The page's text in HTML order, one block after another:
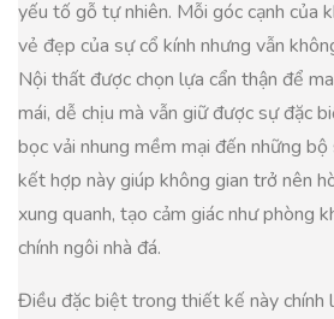
yếu tố gỗ tự nhiên. Mỗi góc cạnh của
vẻ đẹp của sự cổ kính nhưng vẫn
Nội thất được chọn lựa cẩn thận để
mái, dễ chịu mà vẫn giữ được sự đặc
bọc vải nhung mềm mại đến những
kết hợp này giúp không gian trở nên
xung quanh, tạo cảm giác như phòng
chính ngôi nhà đá.
Điều đặc biệt trong thiết kế này chính